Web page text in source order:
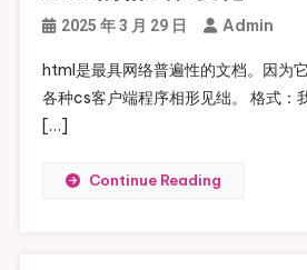
2025 年 3 月 29 日 Admin
html是最具网络普遍性的文档。因为
各种cs客户端程序相形见绌。 格式：
[…]
Continue Reading